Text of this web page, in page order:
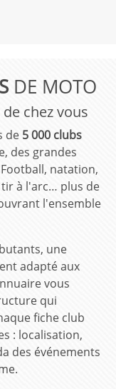
DE MOTO
chez vous
de 5 000 clubs
des grandes
natation,
tir à l'arc… plus de
l'ensemble
une
adapté aux
vous
qui
fiche club
: localisation,
des événements